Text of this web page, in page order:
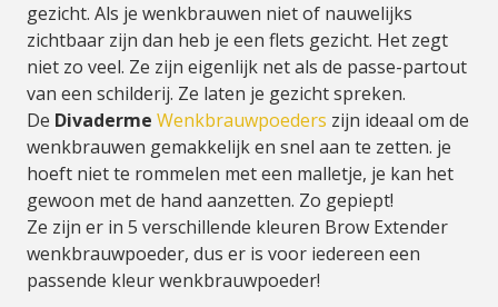
gezicht. Als je wenkbrauwen niet of nauwelijks
zichtbaar zijn dan heb je een flets gezicht. Het zegt
niet zo veel. Ze zijn eigenlijk net als de passe-partout
van een schilderij. Ze laten je gezicht spreken.
De Divaderme Wenkbrauwpoeders zijn ideaal om de
wenkbrauwen gemakkelijk en snel aan te zetten. je
hoeft niet te rommelen met een malletje, je kan het
gewoon met de hand aanzetten. Zo gepiept!
Ze zijn er in 5 verschillende kleuren Brow Extender
wenkbrauwpoeder, dus er is voor iedereen een
passende kleur wenkbrauwpoeder!